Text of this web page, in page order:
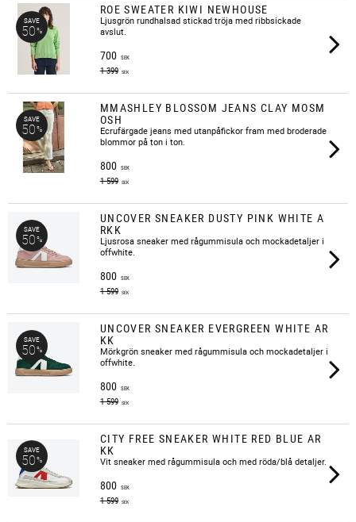
ROE SWEATER KIWI NEWHOUSE
​Ljusgrön rundhalsad stickad tröja med ribbsickade
avslut.
700 SEK
1 399 SEK
SAVE
50%
MMASHLEY BLOSSOM JEANS CLAY MOSM
OSH
Ecrufärgade jeans med utanpåfickor fram med broderade
blommor på ton i ton.
800 SEK
1 599 SEK
SAVE
50%
UNCOVER SNEAKER DUSTY PINK WHITE A
RKK
​Ljusrosa sneaker med rågummisula och mockadetaljer i
offwhite.
800 SEK
1 599 SEK
SAVE
50%
UNCOVER SNEAKER EVERGREEN WHITE AR
KK
​Mörkgrön sneaker med rågummisula och mockadetaljer i
offwhite.
800 SEK
1 599 SEK
SAVE
50%
CITY FREE SNEAKER WHITE RED BLUE AR
KK
Vit sneaker med rågummisula och med röda/blå detaljer.
800 SEK
1 599 SEK
SAVE
50%